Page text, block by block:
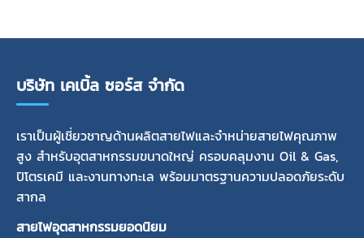
บริษัท เคเบิ้ล ซอร์ส จำกัด
เราเป็นผู้เชี่ยวชาญด้านผลิตสายไฟและจำหน่ายสายไฟคุณภาพ
สูง สำหรับอุตสาหกรรมขนาดใหญ่ ครอบคลุมงาน Oil & Gas,
ปิโตรเคมี และงานทางทะเล พร้อมมาตรฐานความปลอดภัยระดับ
สากล
สายไฟอุตสาหกรรมยอดนิยม